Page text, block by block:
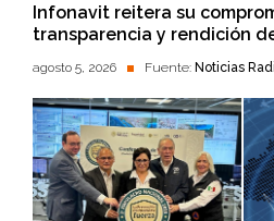
Infonavit reitera su
transparencia y rendición
agosto 5, 2026 Fuente: Noticias